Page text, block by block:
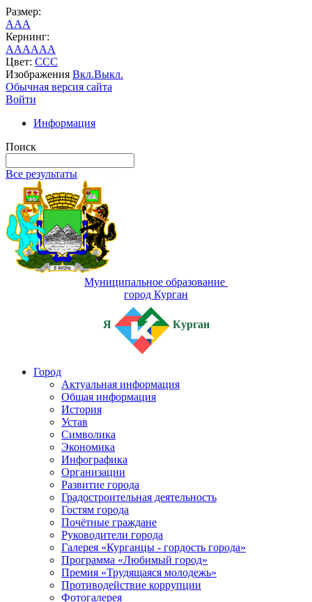
Размер:
AAA
Кернинг:
AAAAAA
Цвет: CCC
Изображения Вкл.Выкл.
Обычная версия сайта
Войти
Информация
Поиск
Все результаты
Муниципальное образование
город Курган
Я Курган
Город
Актуальная информация
Общая информация
История
Устав
Символика
Экономика
Инфографика
Организации
Развитие города
Градостроительная деятельность
Гостям города
Почётные граждане
Руководители города
Галерея «Курганцы - гордость города»
Программа «Любимый город»
Премия «Трудящаяся молодежь»
Противодействие коррупции
Фотогалерея